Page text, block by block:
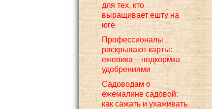
для тех, кто
выращивает ешту на
юге
Профессионалы
раскрывают карты:
ежевика – подкормка
удобрениями
Садоводам о
ежемалине садовой:
как сажать и ухаживать